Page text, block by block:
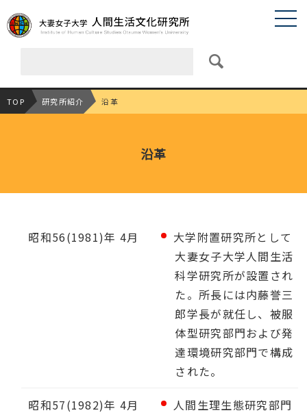
TOP 研究所紹介 沿革
沿革
昭和56(1981)年 4月
大学附置研究所として
大妻女子大学人間生活
科学研究所が設置され
た。所長には内藤誉三
郎学長が就任し、被服
体型研究部門および発
達環境研究部門で構成
された。
昭和57(1982)年 4月
人間生理生態研究部門